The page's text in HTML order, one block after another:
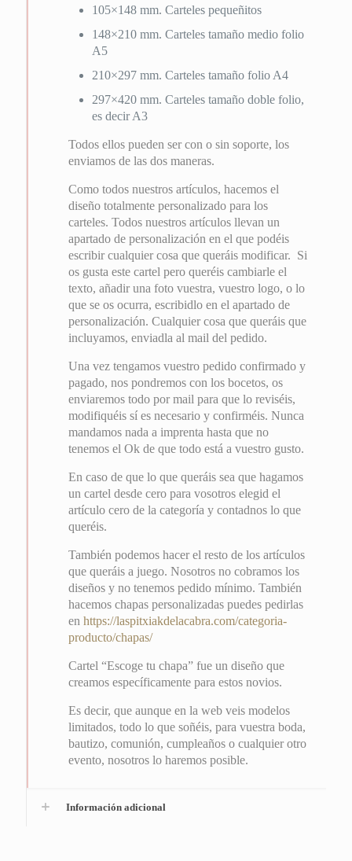
105×148 mm. Carteles pequeñitos
148×210 mm. Carteles tamaño medio folio
A5
210×297 mm. Carteles tamaño folio A4
297×420 mm. Carteles tamaño doble folio,
es decir A3
Todos ellos pueden ser con o sin soporte, los
enviamos de las dos maneras.
Como todos nuestros artículos, hacemos el
diseño totalmente personalizado para los
carteles. Todos nuestros artículos llevan un
apartado de personalización en el que podéis
escribir cualquier cosa que queráis modificar. Si
os gusta este cartel pero queréis cambiarle el
texto, añadir una foto vuestra, vuestro logo, o lo
que se os ocurra, escribidlo en el apartado de
personalización. Cualquier cosa que queráis que
incluyamos, enviadla al mail del pedido.
Una vez tengamos vuestro pedido confirmado y
pagado, nos pondremos con los bocetos, os
enviaremos todo por mail para que lo reviséis,
modifiquéis sí es necesario y confirméis. Nunca
mandamos nada a imprenta hasta que no
tenemos el Ok de que todo está a vuestro gusto.
En caso de que lo que queráis sea que hagamos
un cartel desde cero para vosotros elegid el
artículo cero de la categoría y contadnos lo que
queréis.
También podemos hacer el resto de los artículos
que queráis a juego. Nosotros no cobramos los
diseños y no tenemos pedido mínimo. También
hacemos chapas personalizadas puedes pedirlas
enhttps://laspitxiakdelacabra.com/categoria-
producto/chapas/
Cartel “Escoge tu chapa” fue un diseño que
creamos específicamente para estos novios.
Es decir, que aunque en la web veis modelos
limitados, todo lo que soñéis, para vuestra boda,
bautizo, comunión, cumpleaños o cualquier otro
evento, nosotros lo haremos posible.
Información adicional